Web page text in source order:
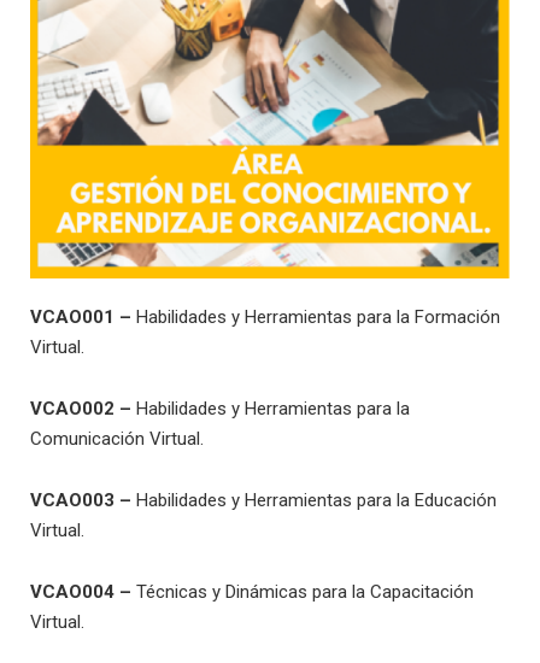
VCAO001 – Habilidades y Herramientas para la Formación
Virtual.
VCAO002 – Habilidades y Herramientas para la
Comunicación Virtual.
VCAO003 – Habilidades y Herramientas para la Educación
Virtual.
VCAO004 – Técnicas y Dinámicas para la Capacitación
Virtual.